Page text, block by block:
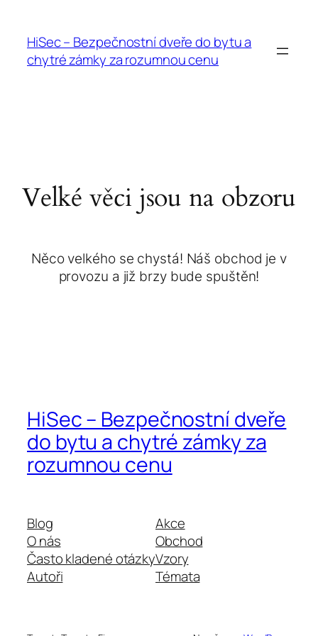
HiSec – Bezpečnostní dveře do bytu a
chytré zámky za rozumnou cenu
Velké věci jsou na obzoru
Něco velkého se chystá! Náš obchod je v
provozu a již brzy bude spuštěn!
HiSec – Bezpečnostní dveře
do bytu a chytré zámky za
rozumnou cenu
Blog
O nás
Často kladené otázky
Autoři
Akce
Obchod
Vzory
Témata